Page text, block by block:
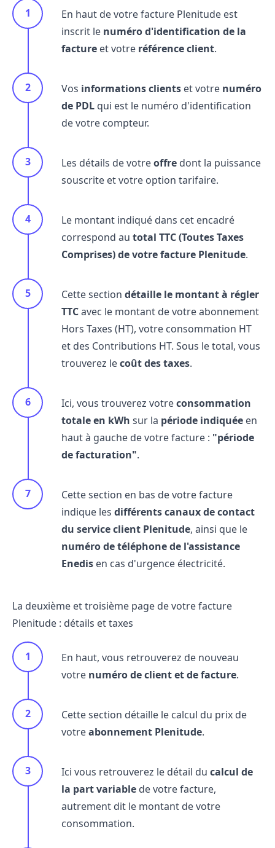
En haut de votre facture Plenitude est
inscrit le numéro d'identification de la
facture et votre référence client.
Vos informations clients et votre numéro
de PDL qui est le numéro d'identification
de votre compteur.
Les détails de votreoffre dont la puissance
souscrite et votre option tarifaire.
Le montant indiqué dans cet encadré
correspond au total TTC (Toutes Taxes
Comprises) de votre facture Plenitude.
Cette section détaille le montant à régler
TTCavec le montant de votre abonnement
Hors Taxes (HT), votre consommation HT
et des Contributions HT. Sous le total, vous
trouverez lecoût des taxes.
Ici, vous trouverez votreconsommation
totale en kWh sur la période indiquée en
haut à gauche de votre facture : "période
de facturation".
Cette section en bas de votre facture
indique les différents canaux de contact
du service client Plenitude, ainsi que le
numéro de téléphone de l'assistance
Enedis en cas d'urgence électricité.
La deuxième et troisième page de votre facture
Plenitude : détails et taxes
En haut, vous retrouverez de nouveau
votre numéro de client et de facture.
Cette section détaille le calcul du prix de
votreabonnement Plenitude.
Ici vous retrouverez le détail du calcul de
la part variable de votre facture,
autrement dit le montant de votre
consommation.